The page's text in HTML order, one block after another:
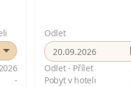
-
Odlet
Odlet - Přílet
Pobyt v hoteli